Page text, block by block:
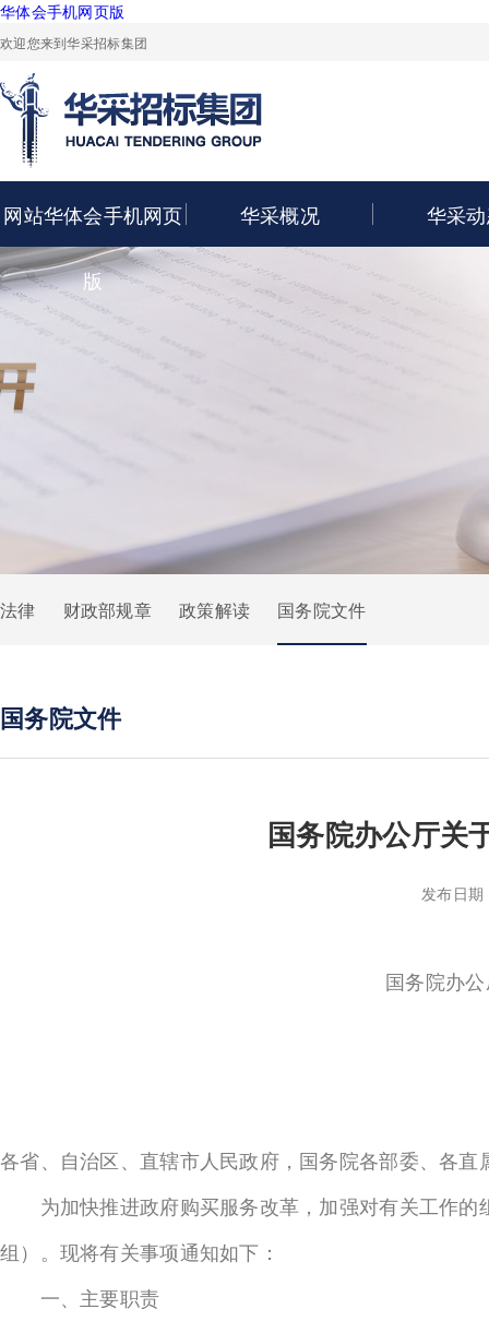
华体会手机网页版
欢迎您来到华采招标集团
网站华体会手机网页
版
华采概况 华采
法律 财政部规章 政策解读 国务院文件
国务院文件
国务院办公厅关
发布日
国务院办
各省、自治区、直辖市人民政府，国务院各部委、各直
为加快推进政府购买服务改革，加强对有关工作的
组）。现将有关事项通知如下：
一、主要职责